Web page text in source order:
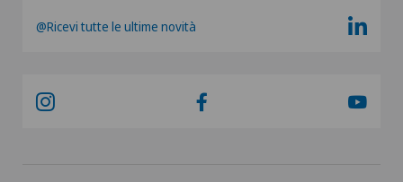
@Ricevi tutte le ultime novità